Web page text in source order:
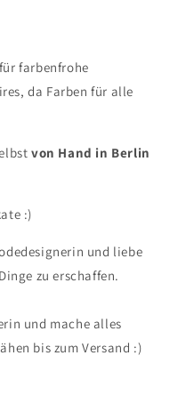
farbenfrohe
da Farben für alle
von Hand in Berlin
:)
und liebe
zu erschaffen.
und mache alles
bis zum Versand :)